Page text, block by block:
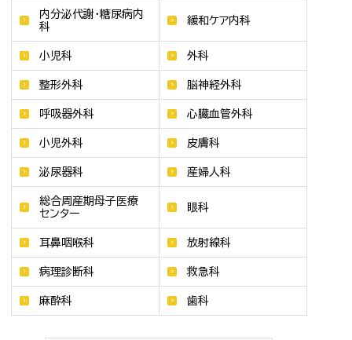
内分泌代謝・糖尿病内
科
緩和ケア内科
小児科 外科
整形外科 脳神経外科
呼吸器外科 心臓血管外科
小児外科 皮膚科
泌尿器科 産婦人科
総合周産期母子医療
センター
眼科
耳鼻咽喉科 放射線科
病理診断科 救急科
麻酔科 歯科